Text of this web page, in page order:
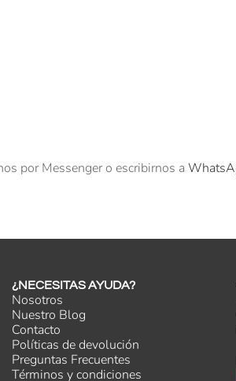
por Messenger o escribirnos a
¿NECESITAS AYUDA?
Nosotros
Nuestro Blog
Contacto
Políticas de devolución
Preguntas Frecuentes
Términos y condiciones